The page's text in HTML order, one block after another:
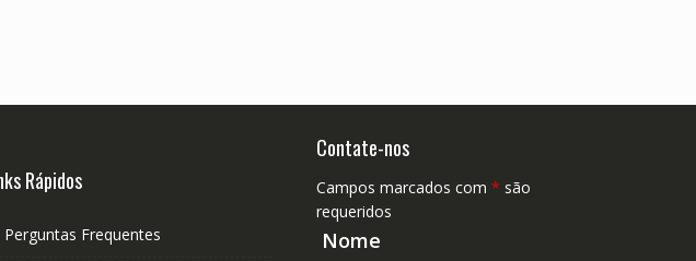
Rápidos
Perguntas Frequentes
Contate-nos
Campos marcados com * são
requeridos
Nome